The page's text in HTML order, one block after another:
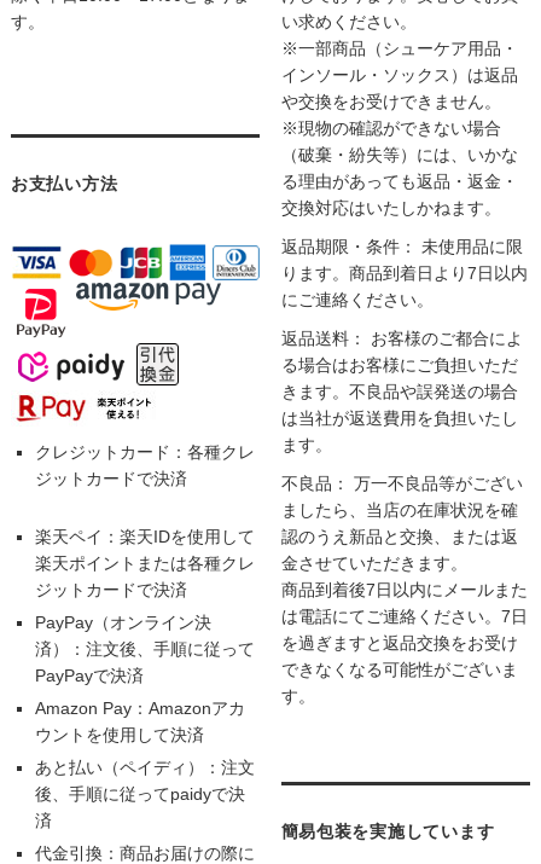
す。
お支払い方法
クレジットカード：各種クレ
ジットカードで決済
楽天ペイ：楽天IDを使用して
楽天ポイントまたは各種クレ
ジットカードで決済
PayPay（オンライン決
済）：注文後、手順に従って
PayPayで決済
Amazon Pay：Amazonアカ
ウントを使用して決済
あと払い（ペイディ）：注文
後、手順に従ってpaidyで決
済
代金引換：商品お届けの際に
い求めください。
※一部商品（シューケア用品・
インソール・ソックス）は返品
や交換をお受けできません。
※現物の確認ができない場合
（破棄・紛失等）には、いかな
る理由があっても返品・返金・
交換対応はいたしかねます。
返品期限・条件： 未使用品に限
ります。商品到着日より7日以内
にご連絡ください。
返品送料： お客様のご都合によ
る場合はお客様にご負担いただ
きます。不良品や誤発送の場合
は当社が返送費用を負担いたし
ます。
不良品： 万一不良品等がござい
ましたら、当店の在庫状況を確
認のうえ新品と交換、または返
金させていただきます。
商品到着後7日以内にメールまた
は電話にてご連絡ください。7日
を過ぎますと返品交換をお受け
できなくなる可能性がございま
す。
簡易包装を実施しています